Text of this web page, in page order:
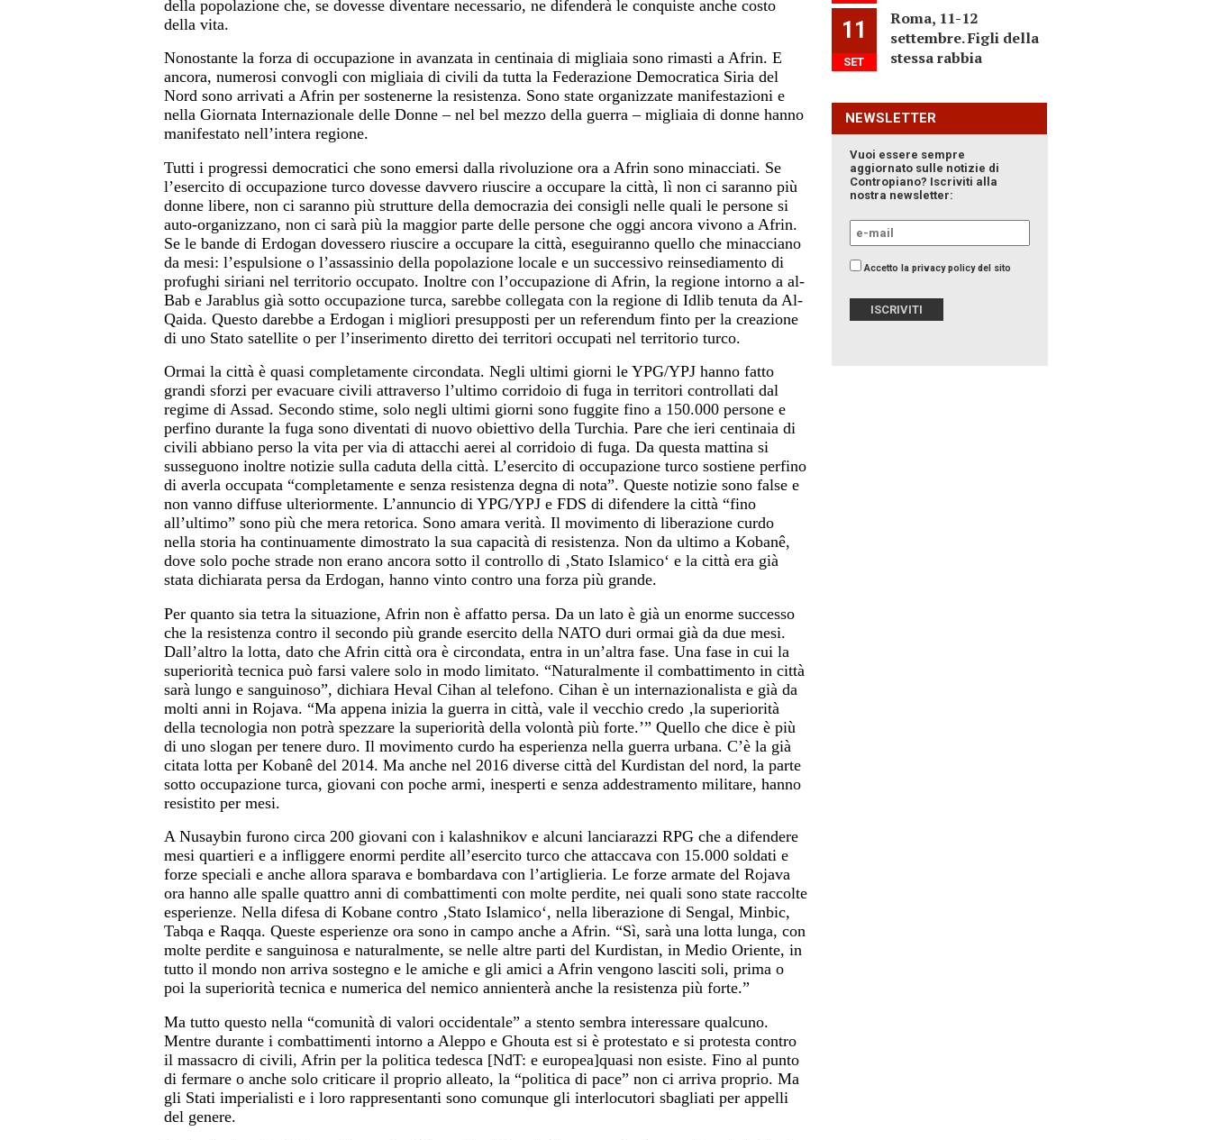
della popolazione che, se dovesse diventare necessario, ne difenderà le conquiste anche costo
della vita.
Nonostante la forza di occupazione in avanzata in centinaia di migliaia sono rimasti a Afrin. E
ancora, numerosi convogli con migliaia di civili da tutta la Federazione Democratica Siria del
Nord sono arrivati a Afrin per sostenerne la resistenza. Sono state organizzate manifestazioni e
nella Giornata Internazionale delle Donne – nel bel mezzo della guerra – migliaia di donne hanno
manifestato nell’intera regione.
Tutti i progressi democratici che sono emersi dalla rivoluzione ora a Afrin sono minacciati. Se
l’esercito di occupazione turco dovesse davvero riuscire a occupare la città, lì non ci saranno più
donne libere, non ci saranno più strutture della democrazia dei consigli nelle quali le persone si
auto-organizzano, non ci sarà più la maggior parte delle persone che oggi ancora vivono a Afrin.
Se le bande di Erdogan dovessero riuscire a occupare la città, eseguiranno quello che minacciano
da mesi: l’espulsione o l’assassinio della popolazione locale e un successivo reinsediamento di
profughi siriani nel territorio occupato. Inoltre con l’occupazione di Afrin, la regione intorno a al-
Bab e Jarablus già sotto occupazione turca, sarebbe collegata con la regione di Idlib tenuta da Al-
Qaida. Questo darebbe a Erdogan i migliori presupposti per un referendum finto per la creazione
di uno Stato satellite o per l’inserimento diretto dei territori occupati nel territorio turco.
Ormai la città è quasi completamente circondata. Negli ultimi giorni le YPG/YPJ hanno fatto
grandi sforzi per evacuare civili attraverso l’ultimo corridoio di fuga in territori controllati dal
regime di Assad. Secondo stime, solo negli ultimi giorni sono fuggite fino a 150.000 persone e
perfino durante la fuga sono diventati di nuovo obiettivo della Turchia. Pare che ieri centinaia di
civili abbiano perso la vita per via di attacchi aerei al corridoio di fuga. Da questa mattina si
susseguono inoltre notizie sulla caduta della città. L’esercito di occupazione turco sostiene perfino
di averla occupata “completamente e senza resistenza degna di nota”. Queste notizie sono false e
non vanno diffuse ulteriormente. L’annuncio di YPG/YPJ e FDS di difendere la città “fino
all’ultimo” sono più che mera retorica. Sono amara verità. Il movimento di liberazione curdo
nella storia ha continuamente dimostrato la sua capacità di resistenza. Non da ultimo a Kobanê,
dove solo poche strade non erano ancora sotto il controllo di ‚Stato Islamico‘ e la città era già
stata dichiarata persa da Erdogan, hanno vinto contro una forza più grande.
Per quanto sia tetra la situazione, Afrin non è affatto persa. Da un lato è già un enorme successo
che la resistenza contro il secondo più grande esercito della NATO duri ormai già da due mesi.
Dall’altro la lotta, dato che Afrin città ora è circondata, entra in un’altra fase. Una fase in cui la
superiorità tecnica può farsi valere solo in modo limitato. “Naturalmente il combattimento in città
sarà lungo e sanguinoso”, dichiara Heval Cihan al telefono. Cihan è un internazionalista e già da
molti anni in Rojava. “Ma appena inizia la guerra in città, vale il vecchio credo ‚la superiorità
della tecnologia non potrà spezzare la superiorità della volontà più forte.’” Quello che dice è più
di uno slogan per tenere duro. Il movimento curdo ha esperienza nella guerra urbana. C’è la già
citata lotta per Kobanê del 2014. Ma anche nel 2016 diverse città del Kurdistan del nord, la parte
sotto occupazione turca, giovani con poche armi, inesperti e senza addestramento militare, hanno
resistito per mesi.
A Nusaybin furono circa 200 giovani con i kalashnikov e alcuni lanciarazzi RPG che a difendere
mesi quartieri e a infliggere enormi perdite all’esercito turco che attaccava con 15.000 soldati e
forze speciali e anche allora sparava e bombardava con l’artiglieria. Le forze armate del Rojava
ora hanno alle spalle quattro anni di combattimenti con molte perdite, nei quali sono state raccolte
esperienze. Nella difesa di Kobane contro ‚Stato Islamico‘, nella liberazione di Sengal, Minbic,
Tabqa e Raqqa. Queste esperienze ora sono in campo anche a Afrin. “Sì, sarà una lotta lunga, con
molte perdite e sanguinosa e naturalmente, se nelle altre parti del Kurdistan, in Medio Oriente, in
tutto il mondo non arriva sostegno e le amiche e gli amici a Afrin vengono lasciti soli, prima o
poi la superiorità tecnica e numerica del nemico annienterà anche la resistenza più forte.”
Ma tutto questo nella “comunità di valori occidentale” a stento sembra interessare qualcuno.
Mentre durante i combattimenti intorno a Aleppo e Ghouta est si è protestato e si protesta contro
il massacro di civili, Afrin per la politica tedesca [NdT: e europea]quasi non esiste. Fino al punto
di fermare o anche solo criticare il proprio alleato, la “politica di pace” non ci arriva proprio. Ma
gli Stati imperialisti e i loro rappresentanti sono comunque gli interlocutori sbagliati per appelli
del genere.
11
SET
Roma, 11-12
settembre. Figli della
stessa rabbia
NEWSLETTER
Vuoi essere sempre
aggiornato sulle notizie di
Contropiano? Iscriviti alla
nostra newsletter:
Accetto la privacy policy del sito